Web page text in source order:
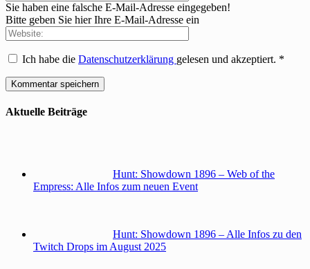
Sie haben eine falsche E-Mail-Adresse eingegeben!
Bitte geben Sie hier Ihre E-Mail-Adresse ein
Ich habe die Datenschutzerklärung gelesen und akzeptiert. *
Aktuelle Beiträge
Hunt: Showdown 1896 – Web of the
Empress: Alle Infos zum neuen Event
Hunt: Showdown 1896 – Alle Infos zu den
Twitch Drops im August 2025